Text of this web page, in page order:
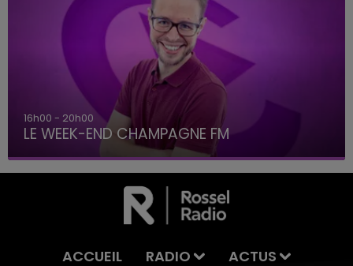
16h00 - 20h00
LE WEEK-END CHAMPAGNE FM
ACCUEIL RADIO ACTUS